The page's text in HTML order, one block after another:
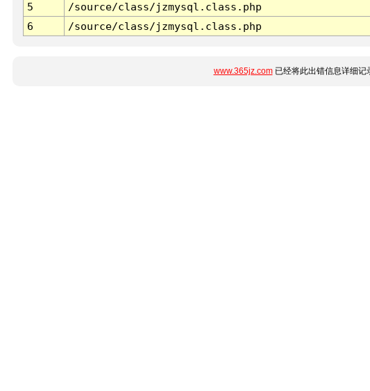
5
/source/class/jzmysql.class.php
6
/source/class/jzmysql.class.php
www.365jz.com已经将此出错信息详细记